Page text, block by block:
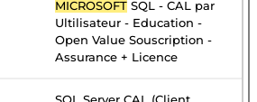
MICROSOFT SQL - CAL par
Ultilisateur - Education -
Open Value Souscription -
Assurance + Licence